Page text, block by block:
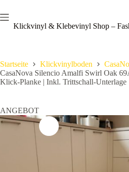
Inhalt
springenKlickvinyl & Klebevinyl Shop –
Startseite Klickvinylboden
CasaNova Silencio Amalfi Swirl Oak
Klick-Planke | Inkl. Trittschall-Unterlage
ANGEBOT